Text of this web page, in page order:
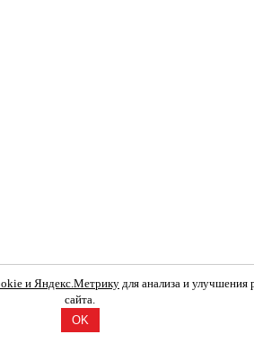
и Яндекс.Метрику для анализа и улучшения
сайта.
OK